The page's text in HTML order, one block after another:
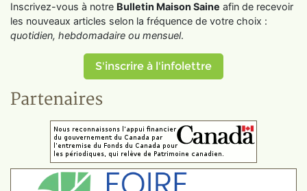
Inscrivez-vous à notre Bulletin Maison Saine afin de recevoir
les nouveaux articles selon la fréquence de votre choix :
quotidien, hebdomadaire ou mensuel.
S'inscrire à l'infolettre
Partenaires